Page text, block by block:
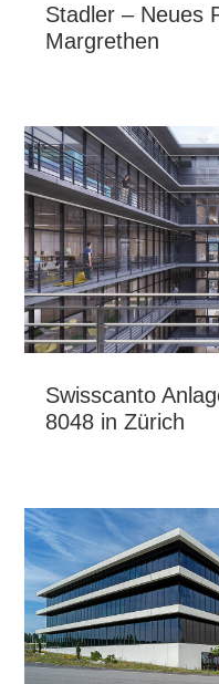
Stadler – Neues
Margrethen
Swisscanto
8048 in Zürich